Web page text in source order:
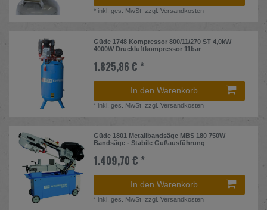
* inkl. ges. MwSt. zzgl.Versandkosten
Güde 1748 Kompressor 800/11/270 ST 4,0kW
4000W Druckluftkompressor 11bar
1.825,86 € *
In den Warenkorb
* inkl. ges. MwSt. zzgl.Versandkosten
Güde 1801 Metallbandsäge MBS 180 750W
Bandsäge - Stabile Gußausführung
1.409,70 € *
In den Warenkorb
* inkl. ges. MwSt. zzgl.Versandkosten